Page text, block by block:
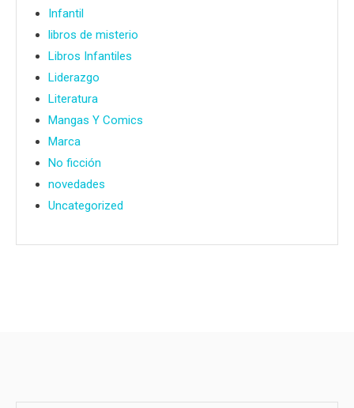
Infantil
libros de misterio
Libros Infantiles
Liderazgo
Literatura
Mangas Y Comics
Marca
No ficción
novedades
Uncategorized